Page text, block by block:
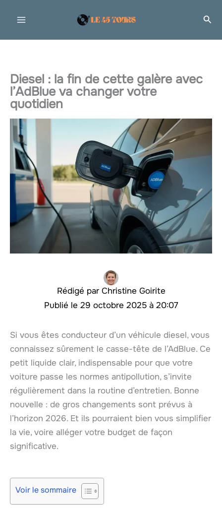
Diesel : la fin de cette galère avec
l’AdBlue va changer votre
quotidien
Christine Goirite
29 octobre 2025 à 20:07
Si vous êtes conducteur d’un véhicule diesel, vous
connaissez sûrement le casse-tête de l’AdBlue. Ce
petit liquide clair, indispensable pour que votre
voiture passe les normes antipollution, s’invite
régulièrement dans la routine d’entretien. Bonne
nouvelle : de gros changements sont prévus à
l’horizon 2026. Et ils pourraient bien vous simplifier
la vie, voire alléger votre budget de façon
significative.
Voir le sommaire